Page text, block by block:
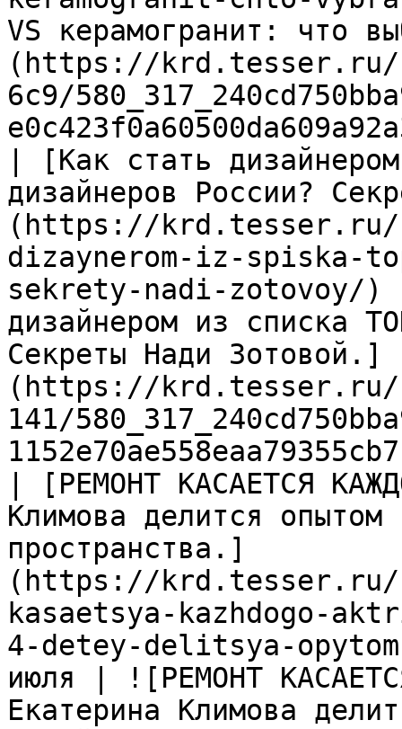
VS керамогранит: что
(https://krd.tesser.ru/
6c9/
| [Как стать
дизайнеров России?
(https://
dizaynerom-iz-spiska-
sekrety-nadi-zotovoy/)
дизайнером из списка
Секреты Нади Зотовой.]
(https://krd.tesser.ru/
141/
| [РЕМОНТ КАСАЕТСЯ
Климова делится опытом
пространства.]
(https://krd.tesser.ru/
kasaetsya-kazhdogo-
4-detey-delitsya-
июля | ![РЕМОНТ
Екатерина Климова